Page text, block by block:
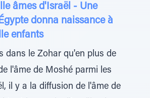
âmes d'Israël - Une
donna naissance à
enfants
dans le Zohar qu'en plus de
l'âme de Moshé parmi les
il y a la diffusion de l'âme de